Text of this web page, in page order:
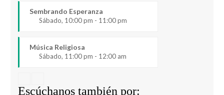
Sembrando Esperanza
Sábado, 10:00 pm - 11:00 pm
Música Religiosa
Sábado, 11:00 pm - 12:00 am
Escúchanos también por: